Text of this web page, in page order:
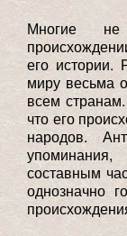
Многие не
его истории.
миру весьма
всем
что его
народов.
составным
однозначно